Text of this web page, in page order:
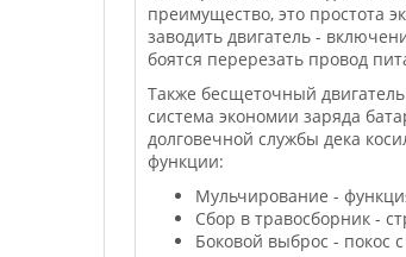
преимущество, это простота
заводить двигатель -
боятся перерезать провод
Также бесщеточный
система экономии заряда
долговечной службы дека
функции:
Мульчирование -
Сбор в травосборник -
Боковой выброс - покос